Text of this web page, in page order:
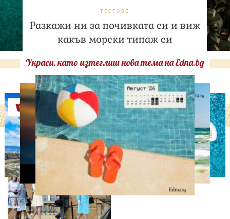
ТЕСТОВЕ
Разкажи ни за почивката си и виж
какъв морски типаж си
Украси, като изтеглиш нова тема на Edna.bg
Оферти
СВОБОДНО ВРЕМЕ
Ново бебе в кралското
семейство